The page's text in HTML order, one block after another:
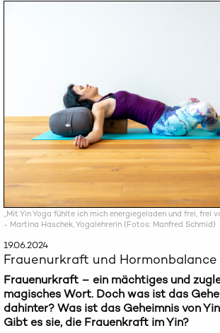
„Mit Yin Yoga fühlte ich mich energiegeladen und frei, frei
- Martina Haschek, Yogalehrerin (Fotos: Manfred Schmid)
19.06.2024
Frauenurkraft und Hormonbalance
Frauenurkraft – ein mächtiges und
magisches Wort. Doch was ist das
dahinter? Was ist das Geheimnis von
Gibt es sie, die Frauenkraft im Yin?